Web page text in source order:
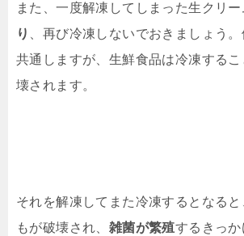
また、一度解凍してしまった生クリー
り
、再び冷凍しないでおきましょう
共通しますが、生鮮食品は冷凍する
壊されます。
それを解凍してまた冷凍するとなる
もが破壊され、 雑菌が繁殖するきっか